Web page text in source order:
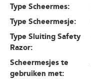
Type Scheermes:
Type Scheermesje:
Type Sluiting Safety
Razor:
Scheermesjes te
gebruiken met: